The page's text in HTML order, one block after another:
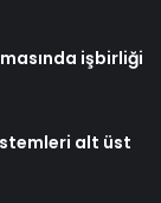
işbirliği
alt üst